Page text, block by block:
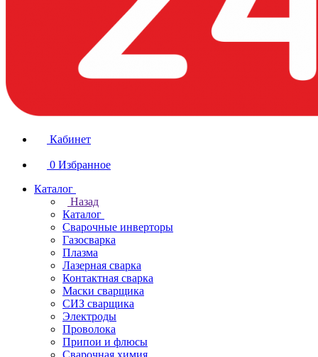
Кабинет
0 Избранное
Каталог
Назад
Каталог
Сварочные инверторы
Газосварка
Плазма
Лазерная сварка
Контактная сварка
Маски сварщика
СИЗ сварщика
Электроды
Проволока
Припои и флюсы
Сварочная химия